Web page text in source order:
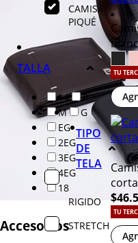
Accesorios
CAMISA
PIQUÉ
TALLA
14
P
M
G
EG
2EG
3EG
4EG
18
TIPO
DE
TELA
RIGIDO
STRETCH
TU
TU